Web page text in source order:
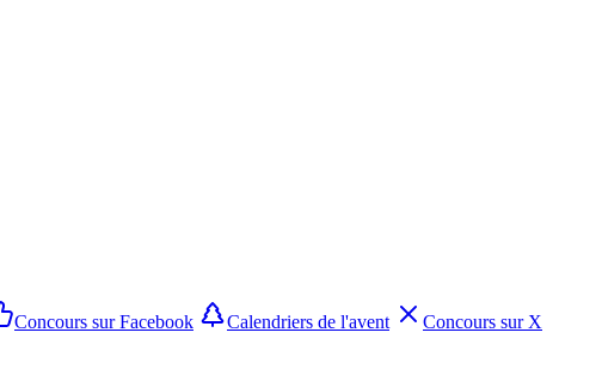
Concours sur Facebook Calendriers de l'avent
Concours sur X